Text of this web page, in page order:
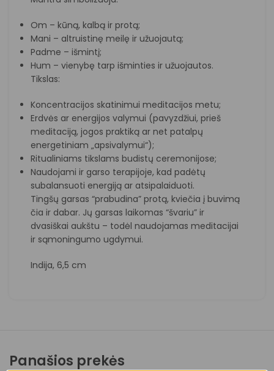
Om – kūną, kalbą ir protą;
Mani – altruistinę meilę ir užuojautą;
Padme – išmintį;
Hum – vienybę tarp išminties ir užuojautos.
Tikslas:
Koncentracijos skatinimui meditacijos metu;
Erdvės ar energijos valymui (pavyzdžiui, prieš
meditaciją, jogos praktiką ar net patalpų
energetiniam „apsivalymui“);
Ritualiniams tikslams budistų ceremonijose;
Naudojami ir garso terapijoje, kad padėtų
subalansuoti energiją ar atsipalaiduoti.
Tingšų garsas “prabudina” protą, kviečia į buvimą
čia ir dabar. Jų garsas laikomas “švariu” ir
dvasiškai aukštu – todėl naudojamas meditacijai
ir sąmoningumo ugdymui.
Indija, 6,5 cm
Panašios prekės